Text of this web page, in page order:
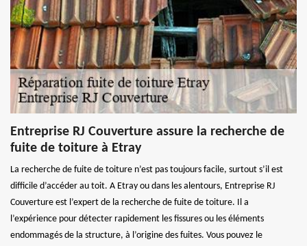
Entreprise RJ Couverture assure la recherche de
fuite de toiture à Etray
La recherche de fuite de toiture n’est pas toujours facile, surtout s’il est
difficile d’accéder au toit. A Etray ou dans les alentours, Entreprise RJ
Couverture est l’expert de la recherche de fuite de toiture. Il a
l’expérience pour détecter rapidement les fissures ou les éléments
endommagés de la structure, à l’origine des fuites. Vous pouvez le